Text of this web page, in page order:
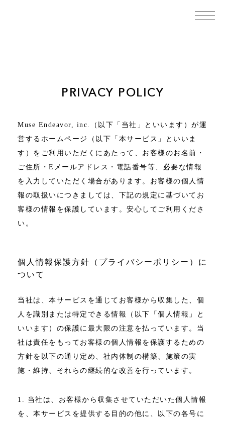
PRIVACY POLICY
Muse Endeavor, inc.（以下「当社」といいます）が運
営するホームページ（以下「本サービス」といいま
す）をご利用いただくにあたって、お客様のお名前・
ご住所・Eメールアドレス・電話番号等、必要な情報
を入力していただく場合があります。お客様の個人情
報の取扱いにつきましては、下記の規定に基づいてお
客様の情報を保護しています。安心してご利用くださ
い。
個人情報保護方針（プライバシーポリシー）に
ついて
当社は、本サービスを通じてお客様から収集した、個
人を識別または特定できる情報（以下「個人情報」と
いいます）の保護に最大限の注意を払っています。当
社は責任をもってお客様の個人情報を保護するための
方針を以下の通り定め、社内体制の構築、施策の実
施・維持、それらの継続的な改善を行っています。
1. 当社は、お客様から収集させていただいた個人情報
を、本サービスを提供する目的の他に、以下の各号に